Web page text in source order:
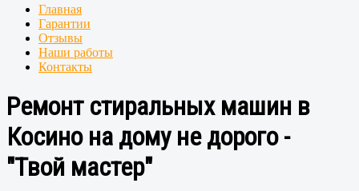
Главная
Гарантии
Отзывы
Наши работы
Контакты
Ремонт стиральных машин в
Косино на дому не дорого -
"Твой мастер"